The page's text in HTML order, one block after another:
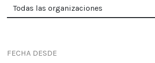
FECHA DESDE